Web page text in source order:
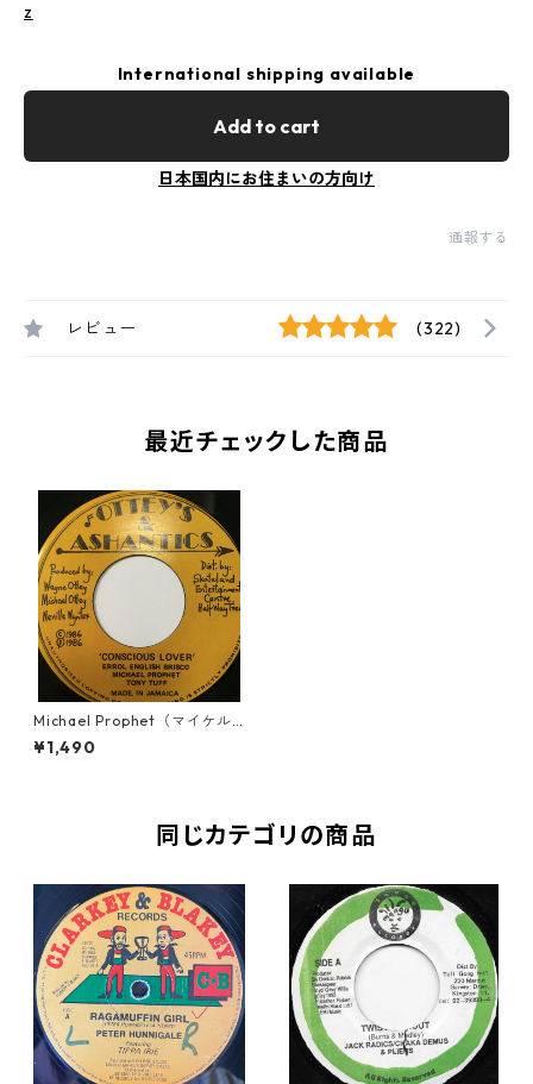
z
International shipping available
Add to cart
日本国内にお住まいの方向け
通報する
レビュー (322)
最近チェックした商品
Michael Prophet（マイケル
プロフェット） & Tony Tuff
（トニータフ） - Conscious
¥1,490
同じカテゴリの商品